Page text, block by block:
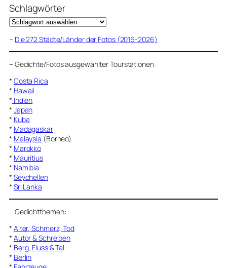
Schlagwörter
– Die 272 Städte/Länder der Fotos (2016-2026)
– Gedichte/Fotos ausgewählter Tourstationen:
* Costa Rica
* Hawaii
* Indien
* Japan
* Kuba
* Madagaskar
* Malaysia (Borneo)
* Marokko
* Mauritius
* Namibia
* Seychellen
* Sri Lanka
– Gedichtthemen:
* Alter, Schmerz, Tod
* Autor & Schreiben
* Berg, Fluss & Tal
* Berlin